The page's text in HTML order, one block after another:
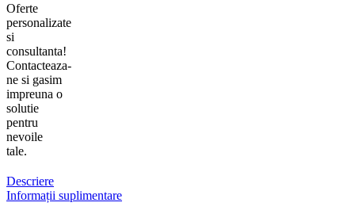
Oferte
personalizate
si
consultanta!
Contacteaza-
ne si gasim
impreuna o
solutie
pentru
nevoile
tale.
Descriere
Informații suplimentare